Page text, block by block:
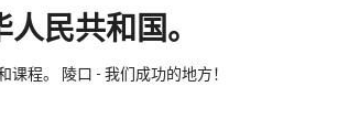
民共和国。
程。 陵口 - 我们成功的地方！